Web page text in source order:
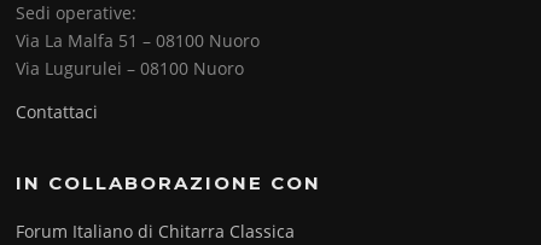
Sedi operative:
Via La Malfa 51 – 08100 Nuoro
Via Lugurulei – 08100 Nuoro
Contattaci
IN COLLABORAZIONE CON
Forum Italiano di Chitarra Classica